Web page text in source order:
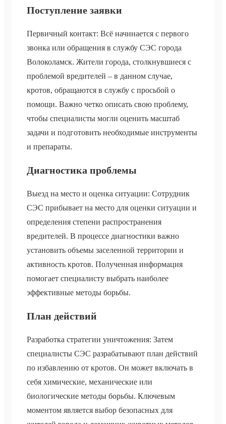
Поступление заявки
Первичный контакт: Всё начинается с первого
звонка или обращения в службу СЭС города
Волоколамск. Жители города, столкнувшиеся с
проблемой вредителей – в данном случае,
кротов, обращаются в службу с просьбой о
помощи. Важно четко описать свою проблему,
чтобы специалисты могли оценить масштаб
задачи и подготовить необходимые инструменты
и препараты.
Диагностика проблемы
Выезд на место и оценка ситуации: Сотрудник
СЭС прибывает на место для оценки ситуации и
определения степени распространения
вредителей. В процессе диагностики важно
установить объемы заселенной территории и
активность кротов. Полученная информация
помогает специалисту выбрать наиболее
эффективные методы борьбы.
План действий
Разработка стратегии уничтожения: Затем
специалисты СЭС разрабатывают план действий
по избавлению от кротов. Он может включать в
себя химические, механические или
биологические методы борьбы. Ключевым
моментом является выбор безопасных для